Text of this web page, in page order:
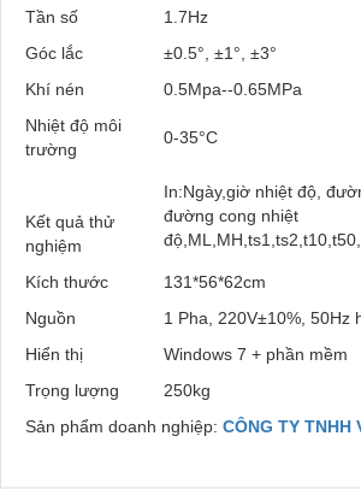
Tần số
1.7Hz
Góc lắc
±0.5°, ±1°, ±3°
Khí nén
0.5Mpa--0.65MPa
Nhiệt độ môi
trường
0-35°C
Kết quả thử
nghiệm
In:Ngày,giờ nhiệt độ,
đường cong nhiệt
Kích thước
131*56*62cm
Nguồn
1 Pha, 220V±10%, 50Hz
Hiển thị
Windows 7 + phần mềm
Trọng lượng
250kg
Sản phẩm doanh nghiệp: CÔNG TY TNHH